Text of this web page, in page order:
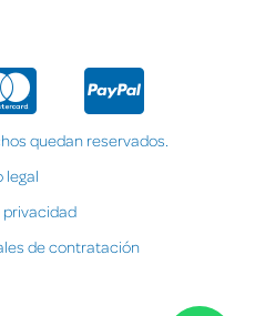
quedan reservados.
legal
privacidad
de contratación